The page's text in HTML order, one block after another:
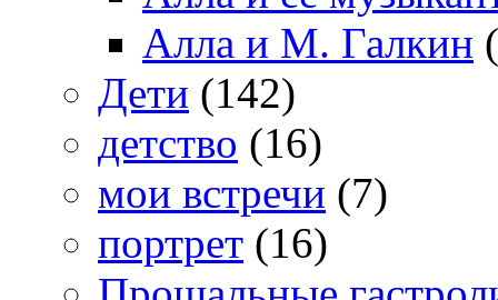
Алла и М. Галкин
Дети (142)
детство (16)
мои встречи (7)
портрет (16)